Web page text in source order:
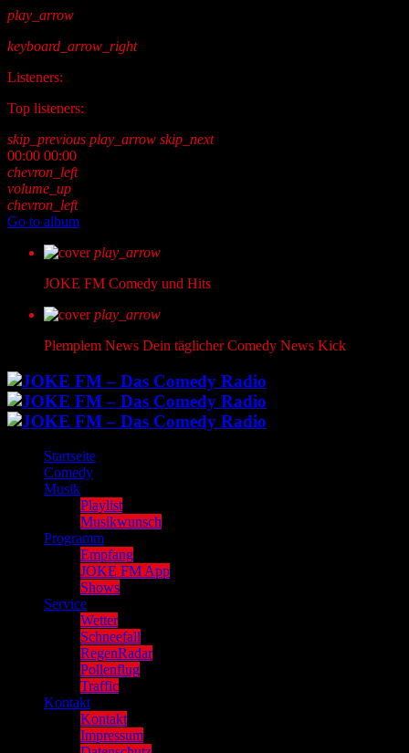
play_arrow
keyboard_arrow_right
Listeners:
Top listeners:
skip_previous play_arrow skip_next
00:00 00:00
chevron_left
volume_up
chevron_left
Go to album
play_arrow
JOKE FM Comedy und Hits
play_arrow
Plemplem News Dein täglicher Comedy News Kick
Startseite
Comedy
Musik
Playlist
Musikwunsch
Programm
Empfang
JOKE FM App
Shows
Service
Wetter
Schneefall
RegenRadar
Pollenflug
Traffic
Kontakt
Kontakt
Impressum